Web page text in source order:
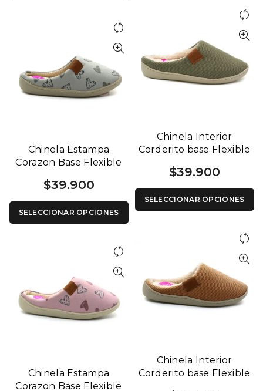
Chinela Interior
Corderito base Flexible
$39.900
SELECCIONAR OPCIONES
Chinela Estampa
Corazon Base Flexible
$39.900
SELECCIONAR OPCIONES
Chinela Interior
Corderito base Flexible
Chinela Estampa
Corazon Base Flexible